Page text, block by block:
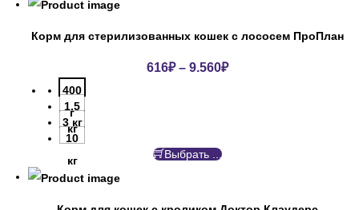
Корм для стерилизованных кошек с лососем ПроПлан
616₽– 9.560₽
400
г
1.5
кг
3 кг
10
кг
Выбрать ...